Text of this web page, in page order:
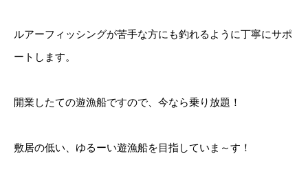
ルアーフィッシングが苦手な方にも釣れるように丁寧にサポ
ートします。
開業したての遊漁船ですので、今なら乗り放題！
敷居の低い、ゆるーい遊漁船を目指していま～す！